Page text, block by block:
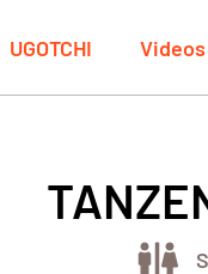
UGOTCHI Videos